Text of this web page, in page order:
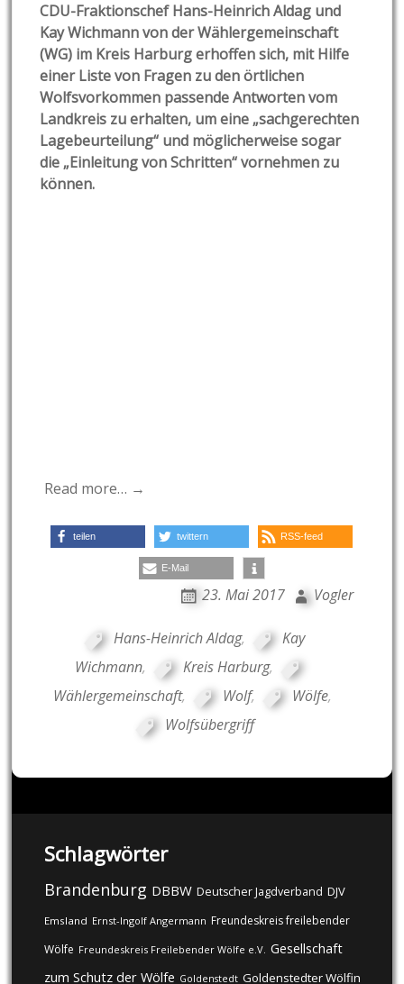
CDU-Fraktionschef Hans-Heinrich Aldag und
Kay Wichmann von der Wählergemeinschaft
(WG) im Kreis Harburg erhoffen sich, mit Hilfe
einer Liste von Fragen zu den örtlichen
Wolfsvorkommen passende Antworten vom
Landkreis zu erhalten, um eine „sachgerechten
Lagebeurteilung“ und möglicherweise sogar
die „Einleitung von Schritten“ vornehmen zu
können.
Read more… →
teilen twittern RSS-feed
E-Mail
23. Mai 2017 Vogler
Hans-Heinrich Aldag,
Kay
Wichmann, Kreis Harburg,
Wählergemeinschaft, Wolf, Wölfe,
Wolfsübergriff
Schlagwörter
Brandenburg DBBW Deutscher Jagdverband DJV
Emsland Ernst-Ingolf Angermann Freundeskreis freilebender
Wölfe Freundeskreis Freilebender Wölfe e.V. Gesellschaft
zum Schutz der Wölfe Goldenstedt Goldenstedter Wölfin